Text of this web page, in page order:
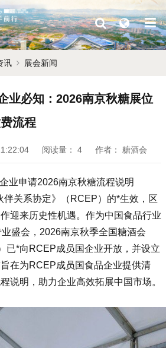
讯 展会新闻
业必知：2026南京秋糖展位
流程
阅读量： 4 作者： 糖酒会
业申请2026南京秋糖流程说明
伴关系协定》（RCEP）的*生效，区
迎来历史性机遇。作为中国食品行业
盛会，2026南京秋季全国糖酒会
已*向RCEP成员国企业开放，并设立
在为RCEP成员国食品企业提供清
说明，助力企业高效拓展中国市场。